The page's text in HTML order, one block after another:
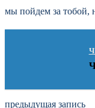
мы пойдем за
предыдущая запись